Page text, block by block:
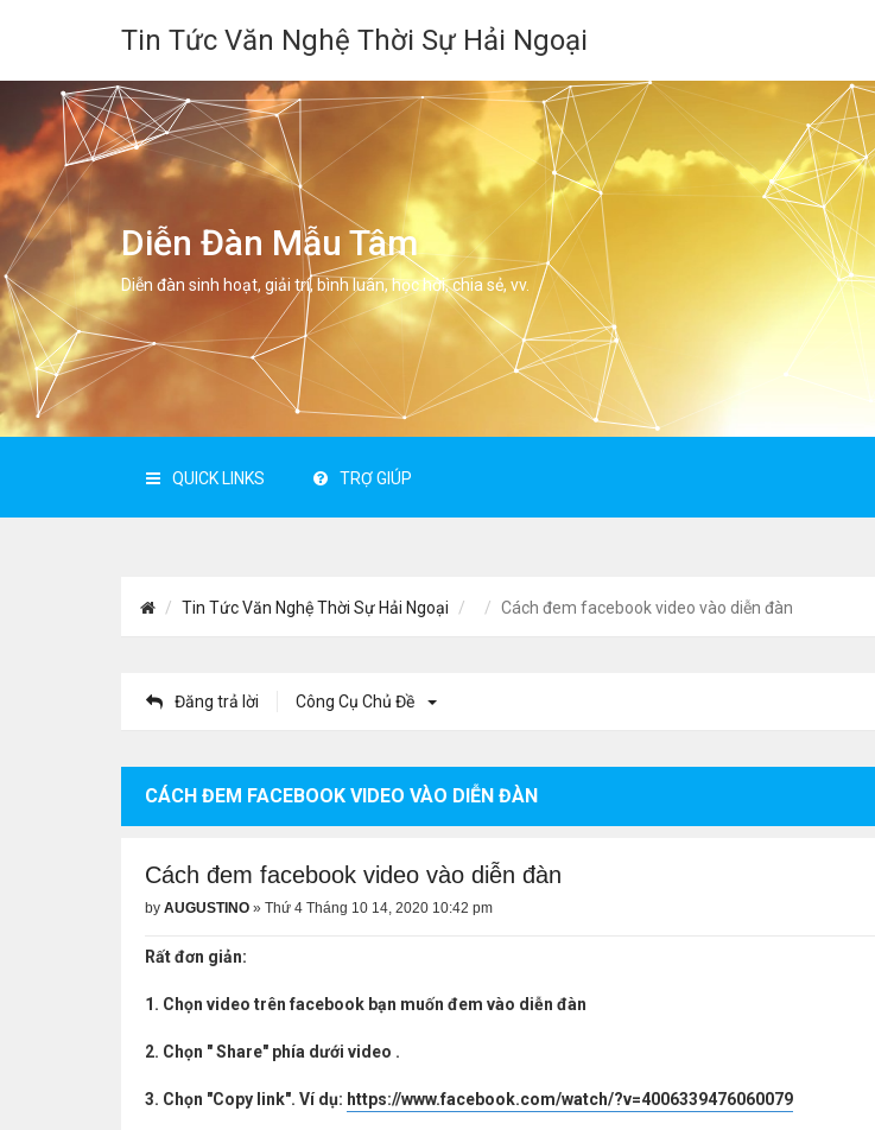
Tin Tức Văn Nghệ Thời Sự Hải Ngoại
Diễn Đàn Mẫu Tâm
Diễn đàn sinh hoạt, giải trí, bình luân, học hỏi, chia sẻ, vv.
QUICK LINKS TRỢ GIÚP
Tin Tức Văn Nghệ Thời Sự Hải Ngoại Cách đem facebook video vào diễn đàn
Đăng trả lời Công Cụ Chủ Đề
CÁCH ĐEM FACEBOOK VIDEO VÀO DIỄN ĐÀN
Cách đem facebook video vào diễn đàn
by AUGUSTINO » Thứ 4 Tháng 10 14, 2020 10:42 pm
Rất đơn giản:
1. Chọn video trên facebook bạn muốn đem vào diễn đàn
2. Chọn " Share" phía dưới video .
3. Chọn "Copy link". Ví dụ: https://www.facebook.com/watch/?v=4006339476060079